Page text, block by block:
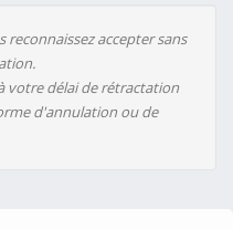
reconnaissez accepter sans
votre délai de rétractation
d'annulation ou de